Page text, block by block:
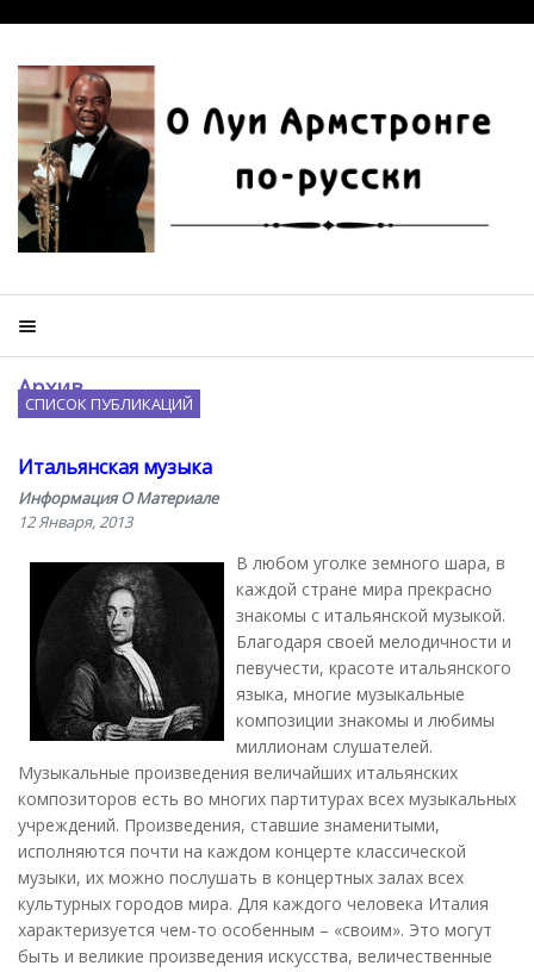
Архив
СПИСОК ПУБЛИКАЦИЙ
Итальянская музыка
Информация О Материале
12 Января, 2013
В любом уголке земного шара, в
каждой стране мира прекрасно
знакомы с итальянской музыкой.
Благодаря своей мелодичности и
певучести, красоте итальянского
языка, многие музыкальные
композиции знакомы и любимы
миллионам слушателей.
Музыкальные произведения величайших итальянских
композиторов есть во многих партитурах всех музыкальных
учреждений. Произведения, ставшие знаменитыми,
исполняются почти на каждом концерте классической
музыки, их можно послушать в концертных залах всех
культурных городов мира. Для каждого человека Италия
характеризуется чем-то особенным – «своим». Это могут
быть и великие произведения искусства, величественные